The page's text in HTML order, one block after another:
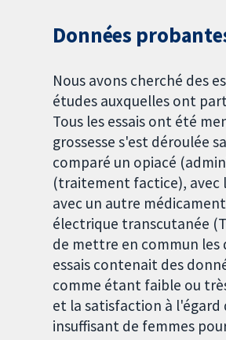
Données
Nous avons cherché des
études auxquelles ont
Tous les essais ont été
grossesse s'est déroulée
comparé un opiacé
(traitement factice), avec
avec un autre
électrique transcutanée
de mettre en commun les
essais contenait des
comme étant faible ou
et la satisfaction à l'égard
insuffisant de femmes